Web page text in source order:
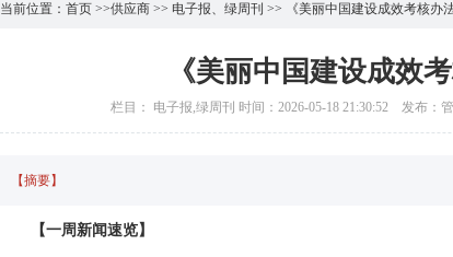
当前位置： 首页 >>供应商 >> 电子报、 绿周刊 >> 《美丽中国建设成效考核办
《美丽中国建设成效
栏目： 电子报,绿周刊 时间：2026-05-18 21:30:52 发布：
【摘要】
【一周新闻速览】